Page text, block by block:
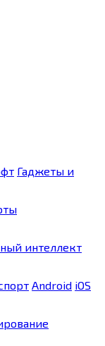
Гаджеты и
интеллект
Android iOS